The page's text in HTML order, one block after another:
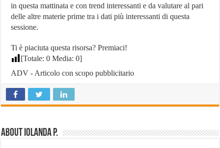
in questa mattinata e con trend interessanti e da valutare al pari
delle altre materie prime tra i dati più interessanti di questa
sessione.
Ti è piaciuta questa risorsa? Premiaci!
[Totale:0 Media:0]
ADV - Articolo con scopo pubblicitario
About Iolanda P.